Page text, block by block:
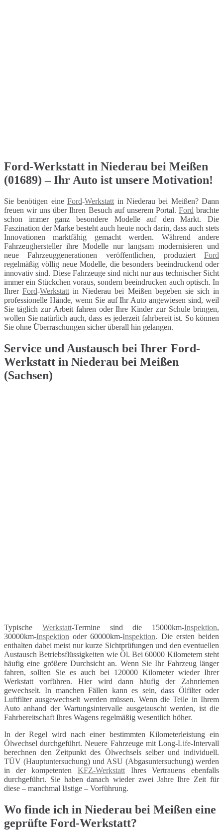
Ford-Werkstatt in Niederau bei Meißen
(01689) – Ihr Auto ist unsere Motivation!
Sie benötigen eineFord-Werkstatt in Niederau bei Meißen? Dann
freuen wir uns über Ihren Besuch auf unserem Portal. Ford brachte
schon immer ganz besondere Modelle auf den Markt. Die
Faszination der Marke besteht auch heute noch darin, dass auch stets
Innovationen marktfähig gemacht werden. Während andere
Fahrzeughersteller ihre Modelle nur langsam modernisieren und
neue Fahrzeuggenerationen veröffentlichen, produziert Ford
regelmäßig völlig neue Modelle, die besonders beeindruckend oder
innovativ sind. Diese Fahrzeuge sind nicht nur aus technischer Sicht
immer ein Stückchen voraus, sondern beeindrucken auch optisch. In
IhrerFord-Werkstatt in Niederau bei Meißen begeben sie sich in
professionelle Hände, wenn Sie auf Ihr Auto angewiesen sind, weil
Sie täglich zur Arbeit fahren oder Ihre Kinder zur Schule bringen,
wollen Sie natürlich auch, dass es jederzeit fahrbereit ist. So können
Sie ohne Überraschungen sicher überall hin gelangen.
Service und Austausch bei Ihrer Ford-
Werkstatt in Niederau bei Meißen
(Sachsen)
Typische Werkstatt-Termine sind die 15000km-Inspektion,
30000km-Inspektion oder 60000km-Inspektion. Die ersten beiden
enthalten dabei meist nur kurze Sichtprüfungen und den eventuellen
Austausch Betriebsflüssigkeiten wie Öl. Bei 60000 Kilometern steht
häufig eine größere Durchsicht an. Wenn Sie Ihr Fahrzeug länger
fahren, sollten Sie es auch bei 120000 Kilometer wieder Ihrer
Werkstatt vorführen. Hier wird dann häufig der Zahnriemen
gewechselt. In manchen Fällen kann es sein, dass Ölfilter oder
Luftfilter ausgewechselt werden müssen. Wenn die Teile in Ihrem
Auto anhand der Wartungsintervalle ausgetauscht werden, ist die
Fahrbereitschaft Ihres Wagens regelmäßig wesentlich höher.
In der Regel wird nach einer bestimmten Kilometerleistung ein
Ölwechsel durchgeführt. Neuere Fahrzeuge mit Long-Life-Intervall
berechnen den Zeitpunkt des Ölwechsels selber und individuell.
TÜV (Hauptuntersuchung) und ASU (Abgasuntersuchung) werden
in der kompetenten KFZ-Werkstatt Ihres Vertrauens ebenfalls
durchgeführt. Sie haben danach wieder zwei Jahre Ihre Zeit für
diese – manchmal lästige – Vorführung.
Wo finde ich in Niederau bei Meißen eine
geprüfte Ford-Werkstatt?